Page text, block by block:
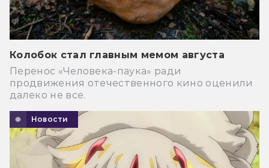
Колобок стал главным мемом августа
Перенос «Человека-паука» ради
продвижения отечественного кино оценили
далеко не все.
Новости